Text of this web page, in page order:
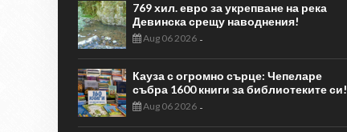
769 хил. евро за укрепване на река
Девинска срещу наводнения!
Aug 06 2026 -
Кауза с огромно сърце: Чепеларе
събра 1600 книги за библиотеките си!
Aug 06 2026 -